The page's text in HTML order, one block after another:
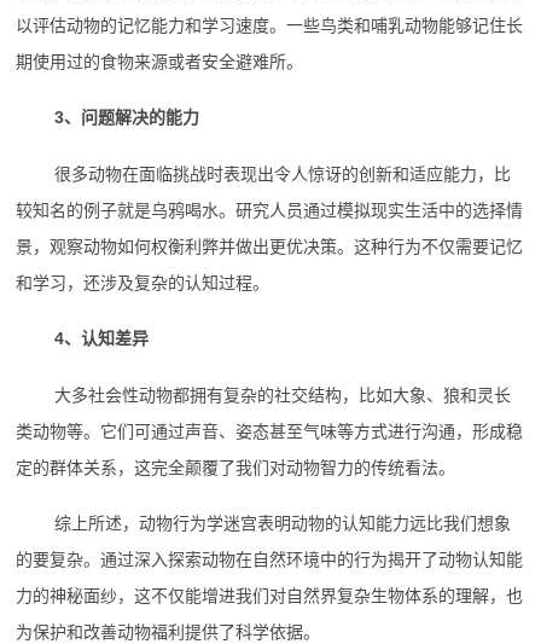
以评估动物的记忆能力和学习速度。一些鸟类和哺乳动物能够记住长
期使用过的食物来源或者安全避难所。
3、问题解决的能力
很多动物在面临挑战时表现出令人惊讶的创新和适应能力，比
较知名的例子就是乌鸦喝水。研究人员通过模拟现实生活中的选择情
景，观察动物如何权衡利弊并做出更优决策。这种行为不仅需要记忆
和学习，还涉及复杂的认知过程。
4、认知差异
大多社会性动物都拥有复杂的社交结构，比如大象、狼和灵长
类动物等。它们可通过声音、姿态甚至气味等方式进行沟通，形成稳
定的群体关系，这完全颠覆了我们对动物智力的传统看法。
综上所述，动物行为学迷宫表明动物的认知能力远比我们想象
的要复杂。通过深入探索动物在自然环境中的行为揭开了动物认知能
力的神秘面纱，这不仅能增进我们对自然界复杂生物体系的理解，也
为保护和改善动物福利提供了科学依据。